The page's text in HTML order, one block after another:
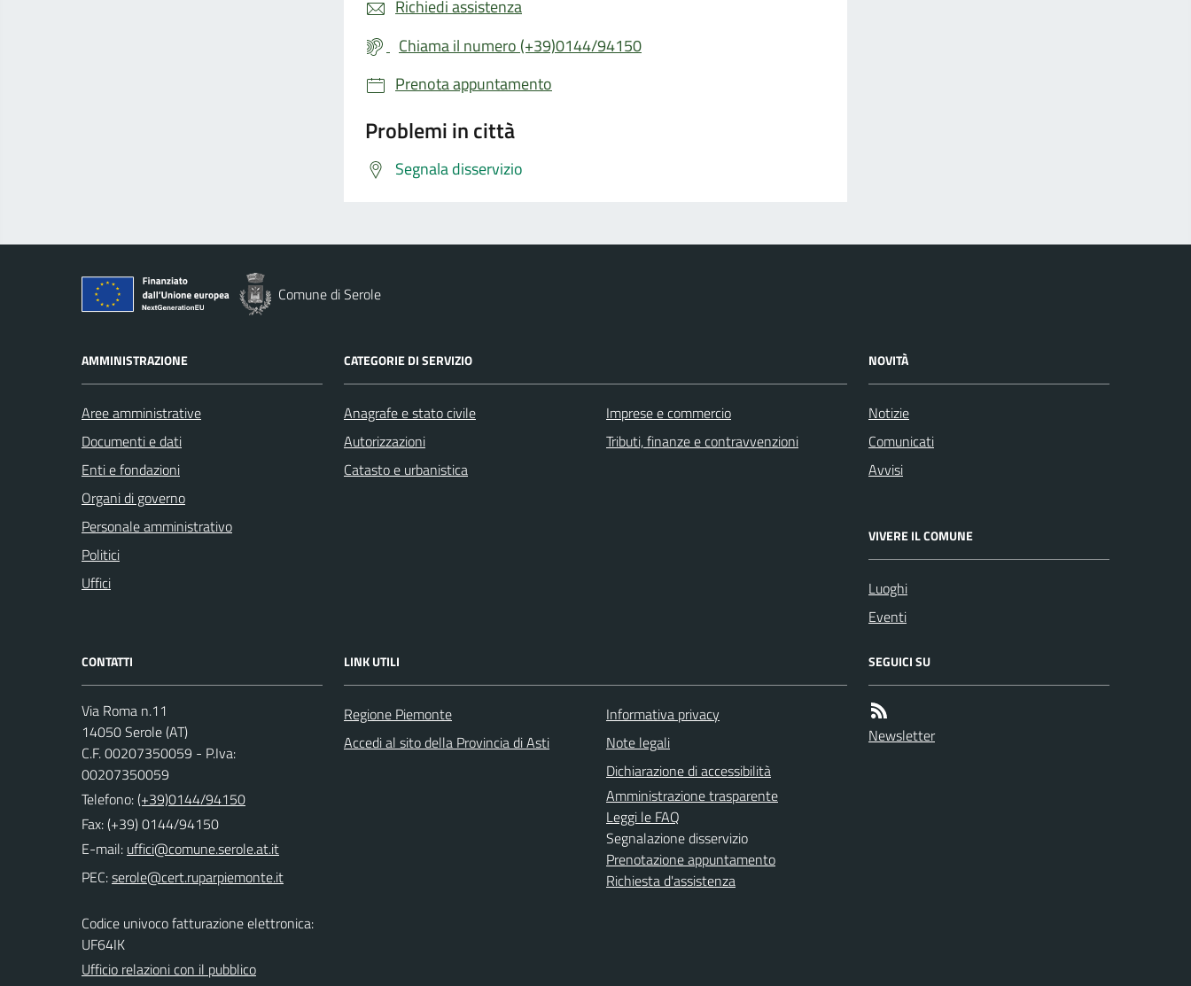
Richiedi assistenza
Chiama il numero (+39)0144/94150
Prenota appuntamento
Problemi in città
Segnala disservizio
Comune di Serole
AMMINISTRAZIONE
Aree amministrative
Documenti e dati
Enti e fondazioni
Organi di governo
Personale amministrativo
Politici
Uffici
CATEGORIE DI SERVIZIO
Anagrafe e stato civile
Autorizzazioni
Catasto e urbanistica
Imprese e commercio
Tributi, finanze e contravvenzioni
NOVITÀ
Notizie
Comunicati
Avvisi
VIVERE IL COMUNE
Luoghi
Eventi
CONTATTI
Via Roma n.11
14050 Serole (AT)
C.F. 00207350059 - P.Iva:
00207350059
Telefono:(+39)0144/94150
Fax: (+39) 0144/94150
E-mail:
PEC:
Codice univoco fatturazione elettronica:
UF64IK
Ufficio relazioni con il pubblico
LINK UTILI
Regione Piemonte
Accedi al sito della Provincia di Asti
Informativa privacy
Note legali
Dichiarazione di accessibilità
Amministrazione trasparente
Leggi le FAQ
Segnalazione disservizio
Prenotazione appuntamento
Richiesta d'assistenza
SEGUICI SU
Newsletter